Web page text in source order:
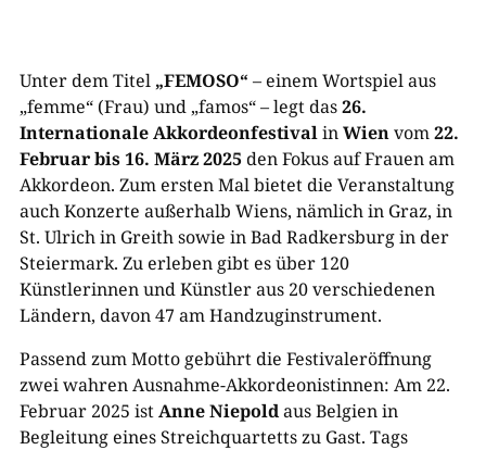
Unter dem Titel „FEMOSO“ – einem Wortspiel aus
„femme“ (Frau) und „famos“ – legt das26.
Internationale AkkordeonfestivalinWienvom22.
Februar bis 16. März 2025den Fokus auf Frauen am
Akkordeon. Zum ersten Mal bietet die Veranstaltung
auch Konzerte außerhalb Wiens, nämlich in Graz, in
St. Ulrich in Greith sowie in Bad Radkersburg in der
Steiermark. Zu erleben gibt es über 120
Künstlerinnen und Künstler aus 20 verschiedenen
Ländern, davon 47 am Handzuginstrument.
Passend zum Motto gebührt die Festivaleröffnung
zwei wahren Ausnahme-Akkordeonistinnen: Am 22.
Februar 2025 istAnne Niepoldaus Belgien in
Begleitung eines Streichquartetts zu Gast. Tags